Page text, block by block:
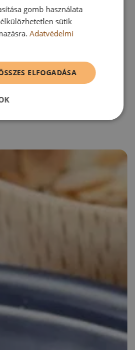
írása
gomb használata
sütik
Adatvédelmi
ELFOGADÁSA